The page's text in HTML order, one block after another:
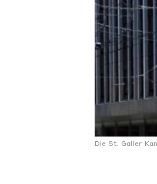
Die St. Galler